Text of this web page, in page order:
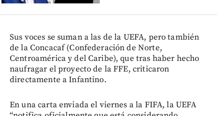
Sus voces se suman a las de la UEFA, pero también
de la Concacaf (Confederación de Norte,
Centroamérica y del Caribe), que tras haber hecho
naufragar el proyecto de la FFE, criticaron
directamente a Infantino.
En una carta enviada el viernes a la FIFA, la UEFA